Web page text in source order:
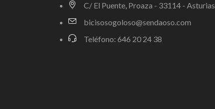
C/ El Puente, Proaza - 33114 - Asturias
bicisosogoloso@sendaoso.com
Teléfono: 646 20 24 38